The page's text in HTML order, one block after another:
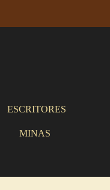
ESCRITORES
MINAS